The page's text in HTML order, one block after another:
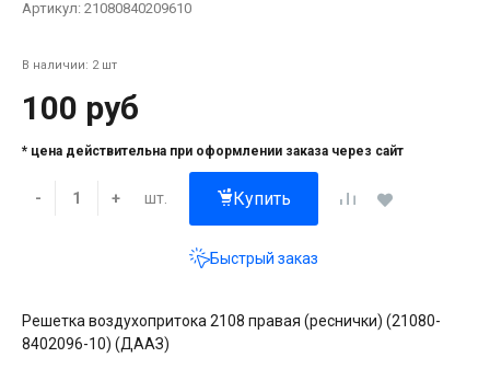
Артикул: 21080840209610
В наличии: 2 шт
100 руб
* цена действительна при оформлении заказа через сайт
- + шт. Купить
Быстрый заказ
Решетка воздухопритока 2108 правая (реснички) (21080-
8402096-10) (ДААЗ)